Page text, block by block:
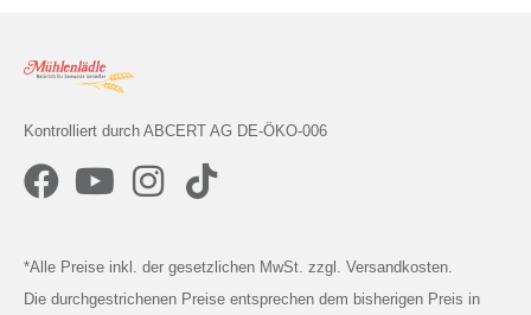
Kontrolliert durch ABCERT AG DE-ÖKO-006
*Alle Preise inkl. der gesetzlichen MwSt. zzgl. Versandkosten.
Die durchgestrichenen Preise entsprechen dem bisherigen Preis in